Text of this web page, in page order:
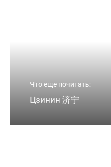
Что еще почитать:
Цзинин 济宁